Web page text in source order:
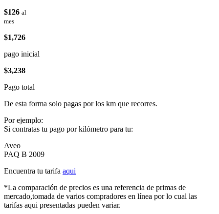
$126 al
mes
$1,726
pago inicial
$3,238
Pago total
De esta forma solo pagas por los km que recorres.
Por ejemplo:
Si contratas tu pago por kilómetro para tu:
Aveo
PAQ B 2009
Encuentra tu tarifa aqui
*La comparación de precios es una referencia de primas de
mercado,tomada de varios compradores en línea por lo cual las
tarifas aqui presentadas pueden variar.